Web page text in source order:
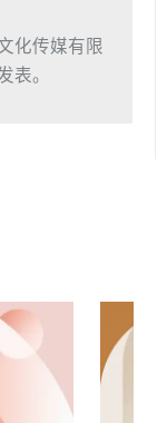
化传媒有限
表。